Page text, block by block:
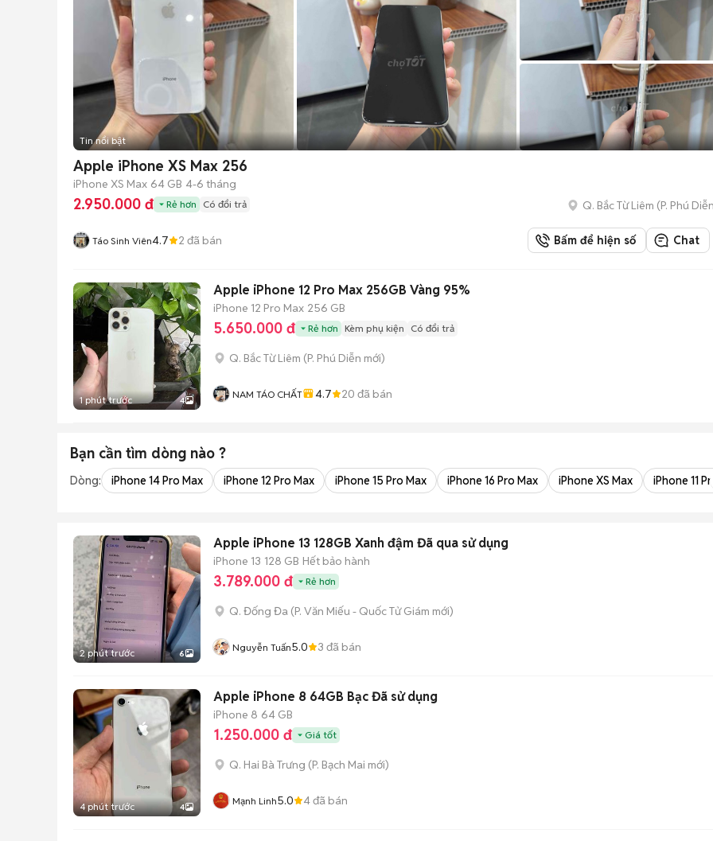
Tin nổi bật
Apple iPhone XS Max 256
iPhone XS Max 64 GB 4-6 tháng
2.950.000 đ Rẻ hơn Có đổi trả Q. Bắc Từ Liêm (P. Phú Diễn
Táo Sinh Viên4.7 2 đã bán Bấm để hiện số Chat
1 phút trước 4
Apple iPhone 12 Pro Max 256GB Vàng 95%
iPhone 12 Pro Max 256 GB
5.650.000 đ Rẻ hơn Kèm phụ kiện Có đổi trả
Q. Bắc Từ Liêm (P. Phú Diễn mới)
NAM TÁO CHẤT 4.7 20 đã bán
Bạn cần tìm dòng nào ?
Dòng: iPhone 14 Pro Max iPhone 12 Pro Max iPhone 15 Pro Max iPhone 16 Pro Max iPhone XS Max iPhone 11
2 phút trước 6
Apple iPhone 13 128GB Xanh đậm Đã qua sử dụng
iPhone 13 128 GB Hết bảo hành
3.789.000 đ Rẻ hơn
Q. Đống Đa (P. Văn Miếu - Quốc Tử Giám mới)
Nguyễn Tuấn5.0 3 đã bán
4 phút trước 4
Apple iPhone 8 64GB Bạc Đã sử dụng
iPhone 8 64 GB
1.250.000 đ Giá tốt
Q. Hai Bà Trưng (P. Bạch Mai mới)
Mạnh Linh5.0 4đã bán